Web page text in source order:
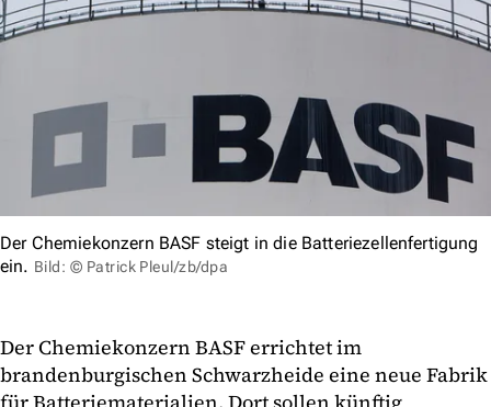
Der Chemiekonzern BASF steigt in die Batteriezellenfertigung
ein. Bild: © Patrick Pleul/zb/dpa
Der Chemiekonzern BASF errichtet im
brandenburgischen Schwarzheide eine neue Fabrik